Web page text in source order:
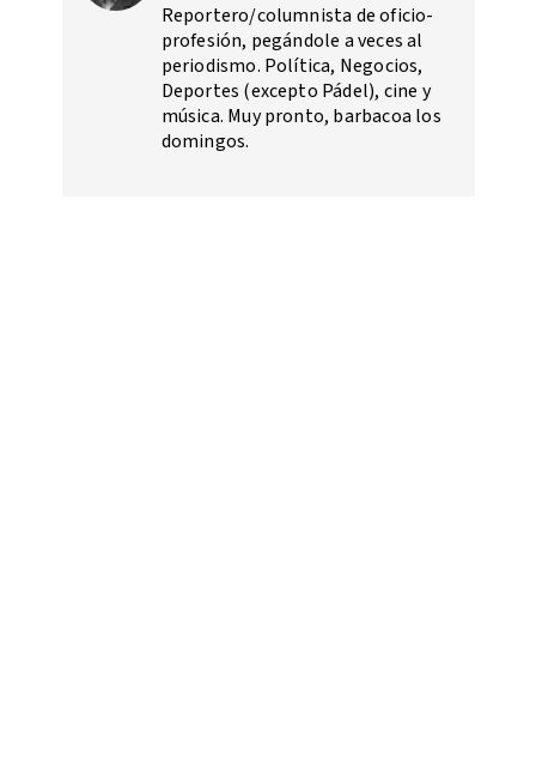
Reportero/columnista de oficio-
profesión, pegándole a veces al
periodismo. Política, Negocios,
Deportes (excepto Pádel), cine y
música. Muy pronto, barbacoa los
domingos.